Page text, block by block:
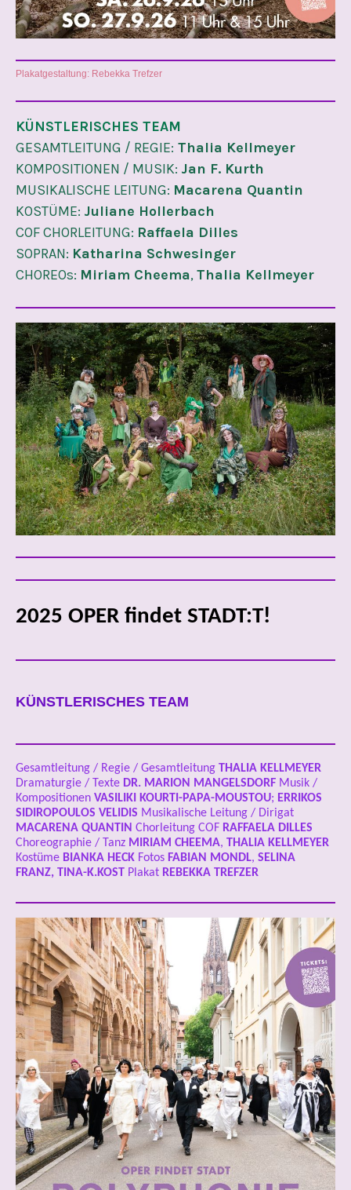
Plakatgestaltung: Rebekka Trefzer
KÜNSTLERISCHES TEAM
GESAMTLEITUNG / REGIE: Thalia Kellmeyer
KOMPOSITIONEN / MUSIK: Jan F. Kurth
MUSIKALISCHE LEITUNG: Macarena Quantin
KOSTÜME: Juliane Hollerbach
COF CHORLEITUNG: Raffaela Dilles
SOPRAN: Katharina Schwesinger
CHOREOs: Miriam Cheema,Thalia Kellmeyer
2025 OPER findet STADT:T!
KÜNSTLERISCHES TEAM
Gesamtleitung / Regie / Gesamtleitung THALIA KELLMEYER
Dramaturgie / Texte DR. MARION MANGELSDORF Musik /
Kompositionen VASILIKI KOURTI-PAPA-MOUSTOU; ERRIKOS
SIDIROPOULOS VELIDIS Musikalische Leitung / Dirigat
MACARENA QUANTIN Chorleitung COF RAFFAELA DILLES
Choreographie / Tanz MIRIAM CHEEMA, THALIA KELLMEYER
Kostüme BIANKA HECK Fotos FABIAN MONDL, SELINA
FRANZ, TINA-K.KOST Plakat REBEKKA TREFZER